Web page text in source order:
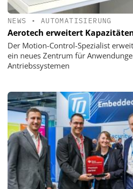
NEWS • AUTOMATISIERUNG
Aerotech erweitert
Der Motion-Control-Spezialist
ein neues Zentrum für
Antriebssystemen